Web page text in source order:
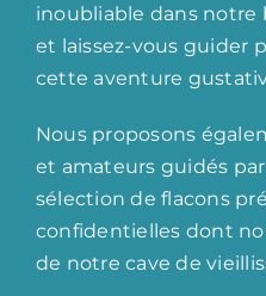
inoubliable dans notre
et laissez-vous guider
cette aventure
Nous proposons
et amateurs guidés
sélection de flacons
confidentielles dont
de notre cave de